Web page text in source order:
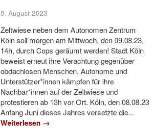
8. August 2023
Zeltwiese neben dem Autonomen Zentrum
Köln soll morgen am Mittwoch, den 09.08.23,
14h, durch Cops geräumt werden! Stadt Köln
beweist erneut ihre Verachtung gegenüber
obdachlosen Menschen. Autonome und
Unterstützer*innen kämpfen für ihre
Nachbar*innen auf der Zeltwiese und
protestieren ab 13h vor Ort. Köln, den 08.08.23
Anfang Juni dieses Jahres versetzte die...
Weiterlesen →